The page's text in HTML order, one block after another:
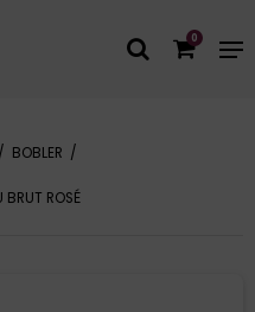
0
/ BOBLER /
BRUT ROSÉ